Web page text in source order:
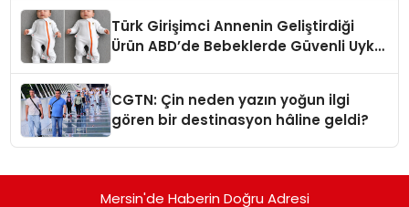
Türk Girişimci Annenin Geliştirdiği
Ürün ABD’de Bebeklerde Güvenli Uyku
CGTN: Çin neden yazın yoğun ilgi
gören bir destinasyon hâline geldi?
Mersin'de Haberin Doğru Adresi